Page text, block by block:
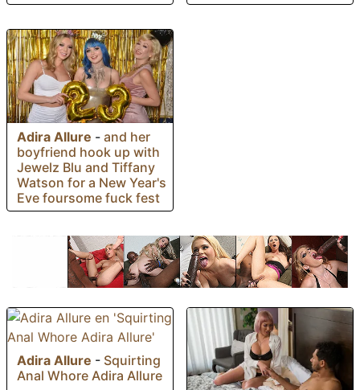
Adira Allure - and her
boyfriend hook up with
Jewelz Blu and Tiffany
Watson for a New Year's
Eve foursome fuck fest
Adira Allure - Squirting
Anal Whore Adira Allure